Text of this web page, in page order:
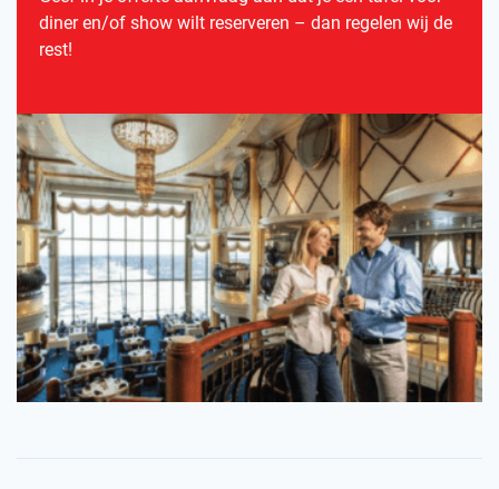
diner en/of show wilt reserveren – dan regelen wij de
rest!